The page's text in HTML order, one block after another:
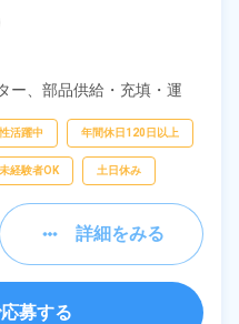
ー、 部品供給・充填・運
活躍中 年間休日120日以上
未経験者OK 土日休み
詳細をみる
募する